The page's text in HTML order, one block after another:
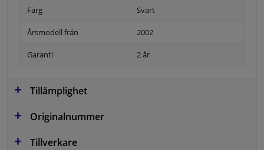
Färg Svart
Årsmodell från 2002
Garanti 2 år
Tillämplighet
Originalnummer
Tillverkare